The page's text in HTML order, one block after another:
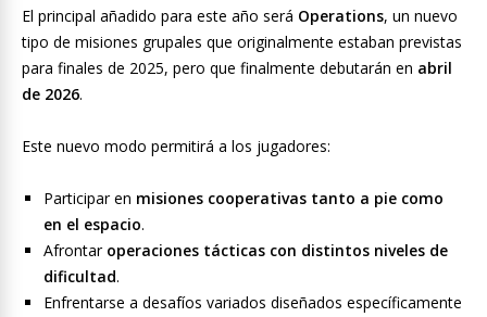
El principal añadido para este año será Operations, un nuevo
tipo de misiones grupales que originalmente estaban previstas
para finales de 2025, pero que finalmente debutarán en abril
de 2026.
Este nuevo modo permitirá a los jugadores:
Participar en misiones cooperativas tanto a pie como
en el espacio.
Afrontar operaciones tácticas con distintos niveles de
dificultad.
Enfrentarse a desafíos variados diseñados específicamente